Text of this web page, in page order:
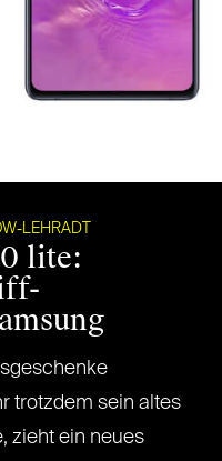
LEHRADT
lite:
trotzdem sein altes
zieht ein neues